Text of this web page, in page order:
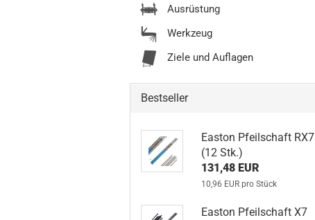
Ausrüstung
Werkzeug
Ziele und Auflagen
Bestseller
Easton Pfeilschaft RX7
(12 Stk.)
131,48 EUR
10,96 EUR pro Stück
Easton Pfeilschaft X7